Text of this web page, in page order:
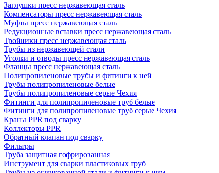
Заглушки пресс нержавеющая сталь
Компенсаторы пресс нержавеющая сталь
Муфты пресс нержавеющая сталь
Редукционные вставки пресс нержавеющая сталь
Тройники пресс нержавеющая сталь
Трубы из нержавеющей стали
Уголки и отводы пресс нержавеющая сталь
Фланцы пресс нержавеющая сталь
Полипропиленовые трубы и фитинги к ней
Трубы полипропиленовые белые
Трубы полипропиленовые серые Чехия
Фитинги для полипропиленовые труб белые
Фитинги для полипропиленовые труб серые Чехия
Краны PPR под сварку
Коллекторы PPR
Обратный клапан под сварку
Фильтры
Труба защитная гофрированная
Инструмент для сварки пластиковых труб